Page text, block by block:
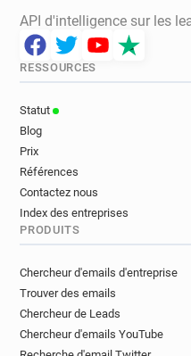
API d'intelligence sur les
RESSOURCES
Statut
Blog
Prix
Références
Contactez nous
Index des entreprises
PRODUITS
Chercheur d'emails d'entreprise
Trouver des emails
Chercheur de Leads
Chercheur d'emails YouTube